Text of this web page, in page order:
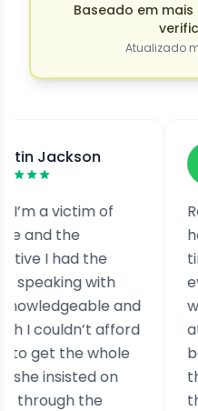
Baseado em
Atualizado
of
the
with
and
afford
whole
on
the
Rey was
he was
time of
everything
was
attention
beyond
the team
that